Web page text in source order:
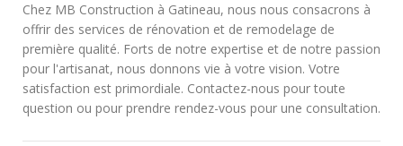
Chez MB Construction à Gatineau, nous nous consacrons à
offrir des services de rénovation et de remodelage de
première qualité. Forts de notre expertise et de notre passion
pour l'artisanat, nous donnons vie à votre vision. Votre
satisfaction est primordiale. Contactez-nous pour toute
question ou pour prendre rendez-vous pour une consultation.